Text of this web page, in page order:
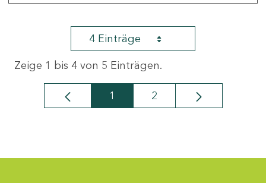
4 Einträge
Zeige 1 bis 4 von 5 Einträgen.
Seite
1 Seite
2